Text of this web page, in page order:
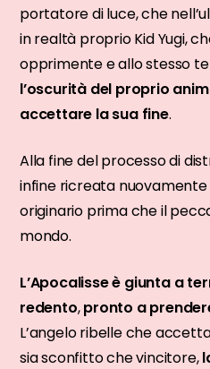
portatore di luce, che
in realtà proprio Kid Yugi,
opprimente e allo stesso
l’oscurità del proprio
accettare la sua fine.
Alla fine del processo di
infine ricreata
originario prima che il
mondo.
L’Apocalisse è giunta a
redento,pronto a
L’angelo ribelle che
sia sconfitto che vincitore,